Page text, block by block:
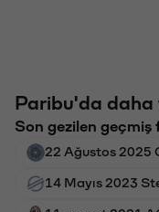
Paribu'da daha
Son gezilen
22 Ağustos 2025
14 Mayıs 2023